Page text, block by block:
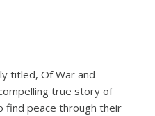
titled, Of War and
true story of
find peace through their